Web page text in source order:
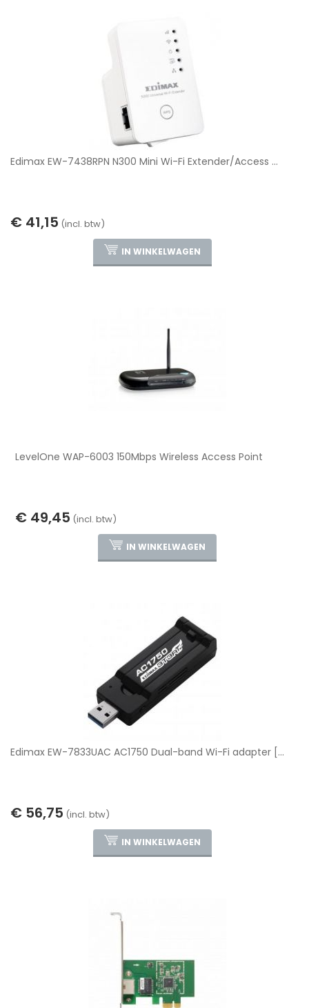
Edimax EW-7438RPN N300 Mini Wi-Fi Extender/Access ...
€ 41,15 (incl. btw)
IN WINKELWAGEN
LevelOne WAP-6003 150Mbps Wireless Access Point
€ 49,45 (incl. btw)
IN WINKELWAGEN
Edimax EW-7833UAC AC1750 Dual-band Wi-Fi adapter [...
€ 56,75 (incl. btw)
IN WINKELWAGEN